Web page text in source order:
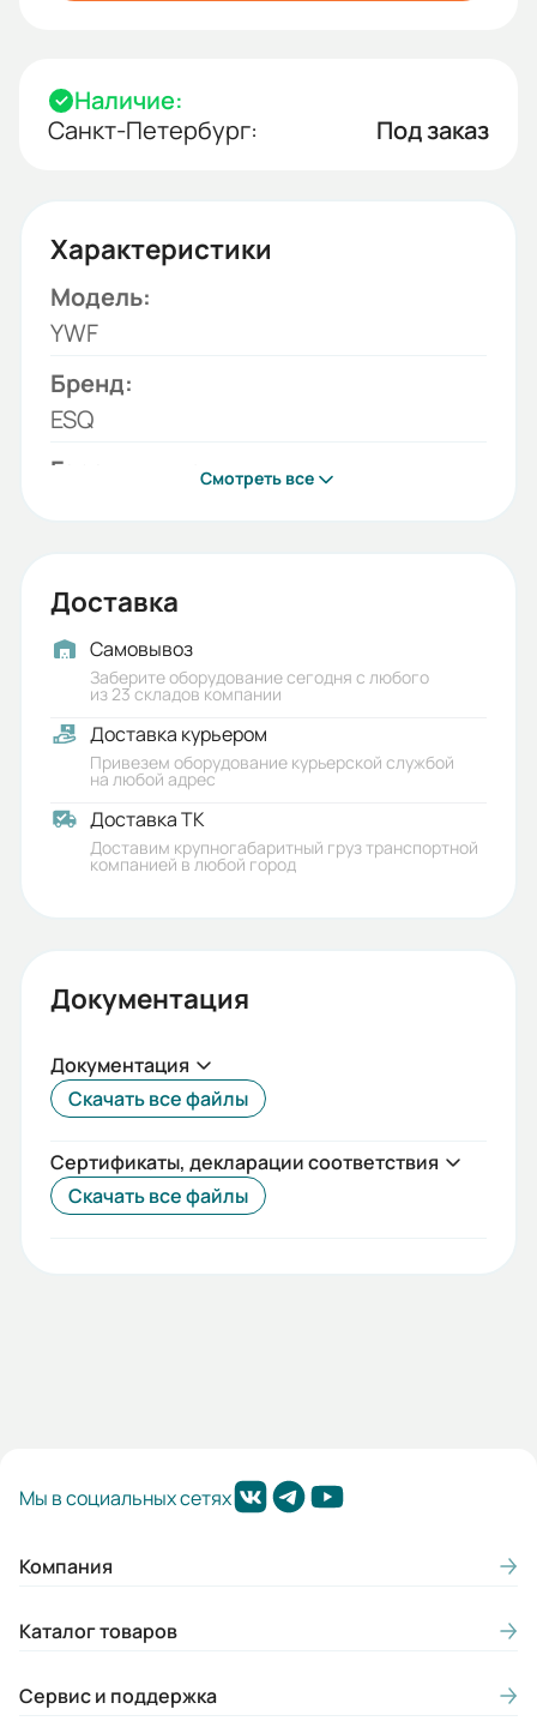
Наличие:
Санкт-Петербург:
Под заказ
Характеристики
Модель:
YWF
Бренд:
ESQ
Гарантия, лет:
5
Вес (кг):
19.5
Габариты (ШхВхГ, м):
0.74x0.74x0.23
Смотреть все
Доставка
Самовывоз
Заберите оборудование сегодня с любого
из 23 складов компании
Доставка курьером
Привезем оборудование курьерской службой
на любой адрес
Доставка ТК
Доставим крупногабаритный груз транспортной
компанией в любой город
Документация
Документация
Скачать все файлы
Сертификаты, декларации соответствия
Скачать все файлы
Мы в социальных сетях
Компания
Каталог товаров
Сервис и поддержка